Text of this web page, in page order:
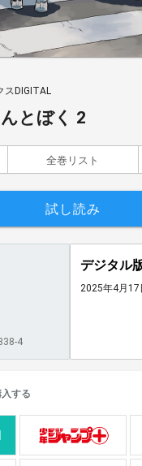
スDIGITAL
とぼく 2
全巻リスト
試し読み
4
デジタル
2025年4月17
する